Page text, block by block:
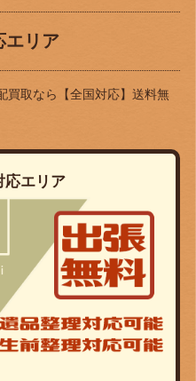
エリア
買取なら
【全国対応】送料無
応エリア